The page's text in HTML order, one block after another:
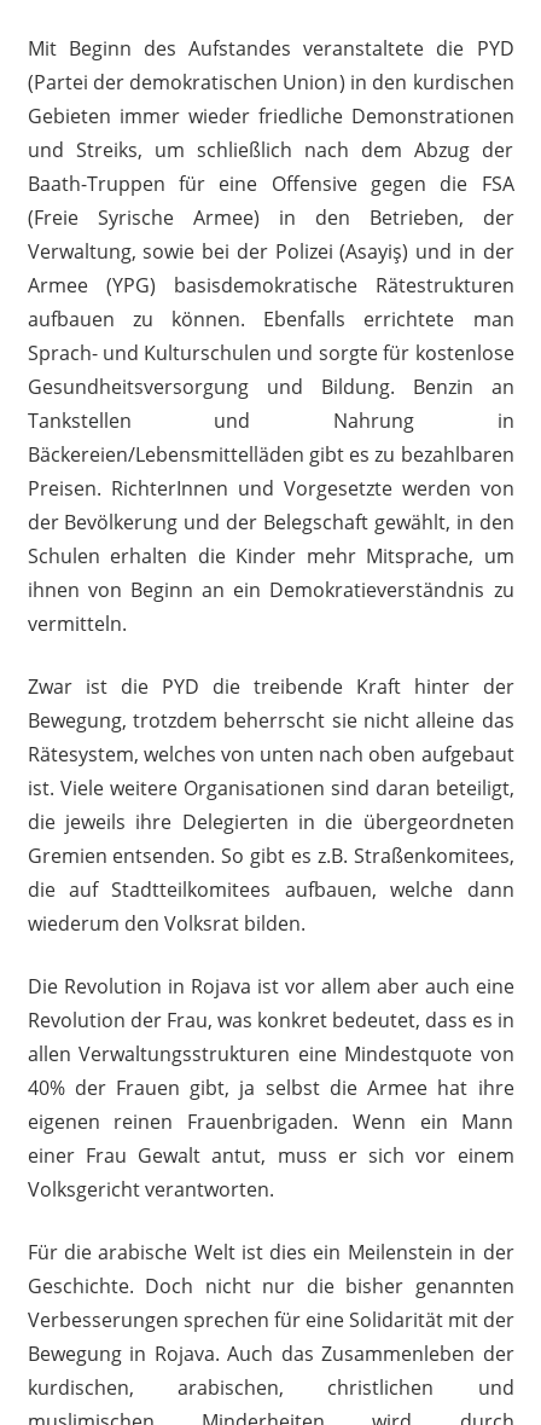
Mit Beginn des Aufstandes veranstaltete die PYD
(Partei der demokratischen Union) in den kurdischen
Gebieten immer wieder friedliche Demonstrationen
und Streiks, um schließlich nach dem Abzug der
Baath-Truppen für eine Offensive gegen die FSA
(Freie Syrische Armee) in den Betrieben, der
Verwaltung, sowie bei der Polizei (Asayiş) und in der
Armee (YPG) basisdemokratische Rätestrukturen
aufbauen zu können. Ebenfalls errichtete man
Sprach- und Kulturschulen und sorgte für kostenlose
Gesundheitsversorgung und Bildung. Benzin an
Tankstellen und Nahrung in
Bäckereien/Lebensmittelläden gibt es zu bezahlbaren
Preisen. RichterInnen und Vorgesetzte werden von
der Bevölkerung und der Belegschaft gewählt, in den
Schulen erhalten die Kinder mehr Mitsprache, um
ihnen von Beginn an ein Demokratieverständnis zu
vermitteln.
Zwar ist die PYD die treibende Kraft hinter der
Bewegung, trotzdem beherrscht sie nicht alleine das
Rätesystem, welches von unten nach oben aufgebaut
ist. Viele weitere Organisationen sind daran beteiligt,
die jeweils ihre Delegierten in die übergeordneten
Gremien entsenden. So gibt es z.B. Straßenkomitees,
die auf Stadtteilkomitees aufbauen, welche dann
wiederum den Volksrat bilden.
Die Revolution in Rojava ist vor allem aber auch eine
Revolution der Frau, was konkret bedeutet, dass es in
allen Verwaltungsstrukturen eine Mindestquote von
40% der Frauen gibt, ja selbst die Armee hat ihre
eigenen reinen Frauenbrigaden. Wenn ein Mann
einer Frau Gewalt antut, muss er sich vor einem
Volksgericht verantworten.
Für die arabische Welt ist dies ein Meilenstein in der
Geschichte. Doch nicht nur die bisher genannten
Verbesserungen sprechen für eine Solidarität mit der
Bewegung in Rojava. Auch das Zusammenleben der
kurdischen, arabischen, christlichen und